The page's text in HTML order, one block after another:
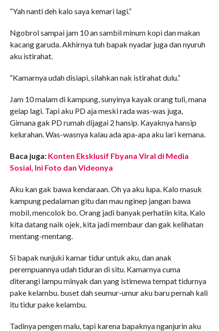
“Yah nanti deh kalo saya kemari lagi.”
Ngobrol sampai jam 10 an sambil minum kopi dan makan
kacang garuda. Akhirnya tuh bapak nyadar juga dan nyuruh
aku istirahat.
“Kamarnya udah disiapi, silahkan nak istirahat dulu.”
Jam 10 malam di kampung, sunyinya kayak orang tuli, mana
gelap lagi. Tapi aku PD aja meski rada was-was juga,
Gimana gak PD rumah dijagai 2 hansip. Kayaknya hansip
kelurahan. Was-wasnya kalau ada apa-apa aku lari kemana.
Baca juga: Konten Eksklusif Fbyana Viral di Media
Sosial, Ini Foto dan Videonya
Aku kan gak bawa kendaraan. Oh ya aku lupa. Kalo masuk
kampung pedalaman gitu dan mau nginep jangan bawa
mobil, mencolok bo. Orang jadi banyak perhatiin kita. Kalo
kita datang naik ojek, kita jadi membaur dan gak kelihatan
mentang-mentang.
Si bapak nunjuki kamar tidur untuk aku, dan anak
perempuannya udah tiduran di situ. Kamarnya cuma
diterangi lampu minyak dan yang istimewa tempat tidurnya
pake kelambu. buset dah seumur-umur aku baru pernah kali
itu tidur pake kelambu.
Tadinya pengen malu, tapi karena bapaknya nganjurin aku